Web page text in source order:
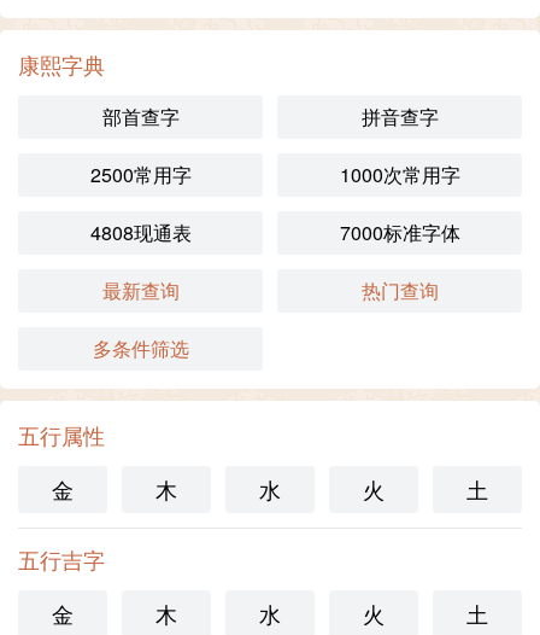
康熙字典
部首查字 拼音查字
2500常用字 1000次常用字
4808现通表 7000标准字体
最新查询 热门查询
多条件筛选
五行属性
金
木 水 火 土
五行吉字
金
木 水 火 土